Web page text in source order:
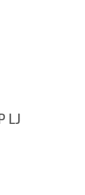
LJ